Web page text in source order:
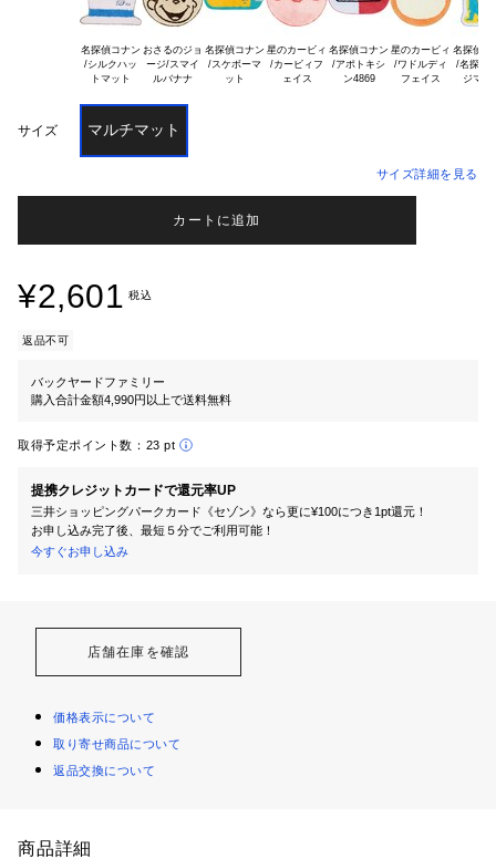
名探偵コナン
/シルクハッ
おさるのジョ
ージ/スマイ
名探偵コナン
/スケボーマ
星のカービィ
/カービィフ
名探偵コナン
/アポトキシ
ン4869
星のカービィ
/ワドルディ
名探偵コ
/名探偵
サイズ マルチマット
サイズ詳細を見る
カートに追加
¥2,601 税込
返品不可
バックヤードファミリー
購入合計金額4,990円以上で送料無料
取得予定ポイント数： 23 pt
提携クレジットカードで還元率UP
三井ショッピングパークカード《セゾン》なら更に¥100につき1pt還元！
お申し込み完了後、最短５分でご利用可能！
今すぐお申し込み
店舗在庫を確認
価格表示について
取り寄せ商品について
返品交換について
商品詳細